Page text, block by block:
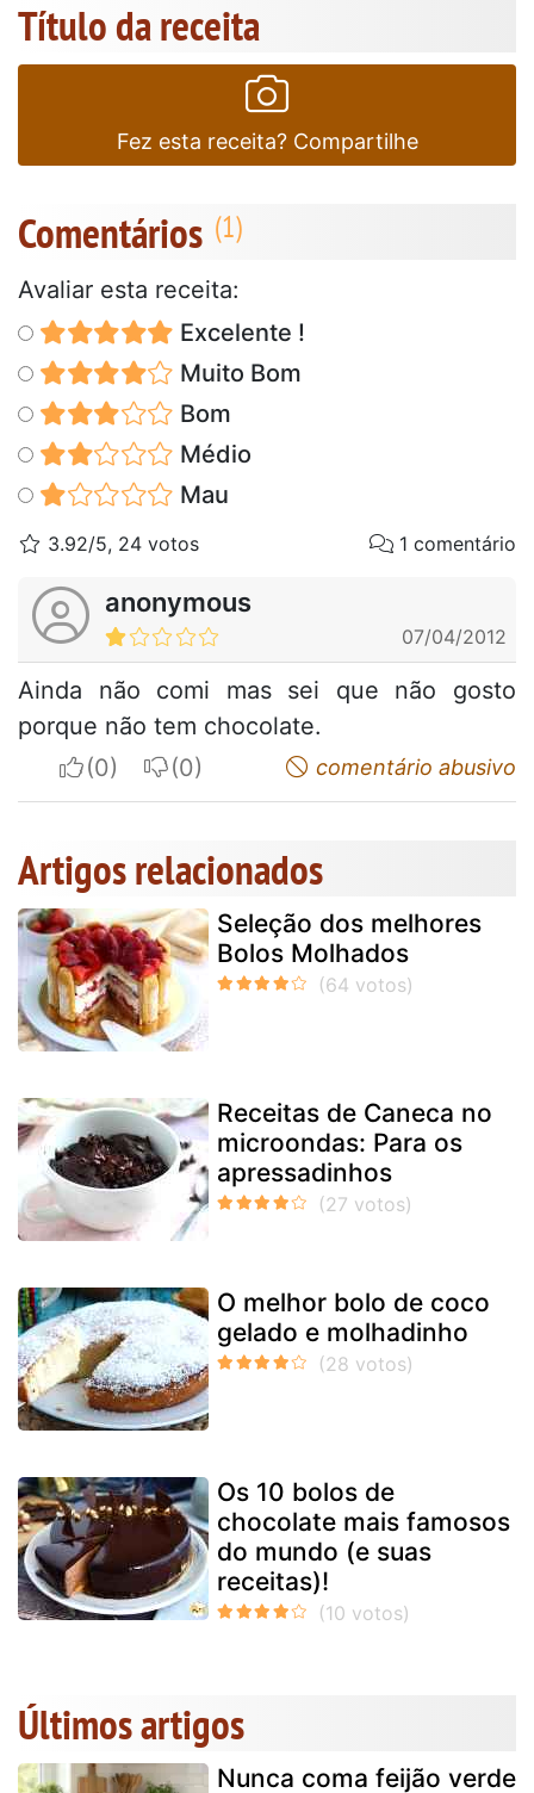
Título da receita
Fez esta receita? Compartilhe
Comentários
Avaliar esta receita:
Excelente !
Muito Bom
Bom
Médio
Mau
3.92/5, 24 votos 1 comentário
anonymous
07/04/2012
Ainda não comi mas sei que não gosto
porque não tem chocolate.
I apreciateI do not appreciatecomentário abusivo
Artigos relacionados
Seleção dos melhores
Bolos Molhados
Receitas de Caneca no
microondas: Para os
apressadinhos
O melhor bolo de coco
gelado e molhadinho
Os 10 bolos de
chocolate mais famosos
do mundo (e suas
receitas)!
Últimos artigos
Nunca coma feijão verde